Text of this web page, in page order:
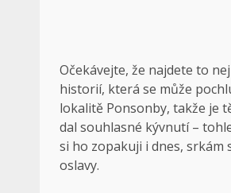
Očekávejte, že najdete to
historií, která se může
lokalitě Ponsonby, takže je
dal souhlasné kývnutí –
si ho zopakuji i dnes, srkám
oslavy.